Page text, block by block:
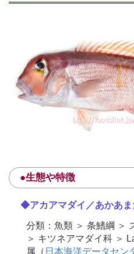
●生態や特徴
◆アカアマダイ／あかあま
分類：魚類 ＞ 条鰭綱 ＞
＞ キツネアマダイ科 ＞
属（ 日本海洋データセン